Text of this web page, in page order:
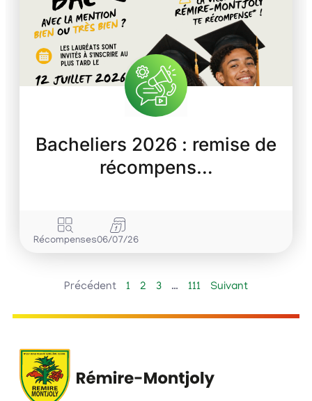
Bacheliers 2026 : remise de
récompens…
Récompenses06/07/26
Précédent 1 2 3 … 111 Suivant